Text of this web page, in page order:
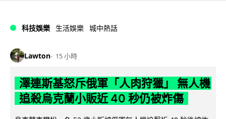
科技娛樂 生活娛樂 城中熱話
Lawton 15 小時
澤連斯基怒斥俄軍「人肉狩獵」 無人機
追殺烏克蘭小販近 40 秒仍被炸傷